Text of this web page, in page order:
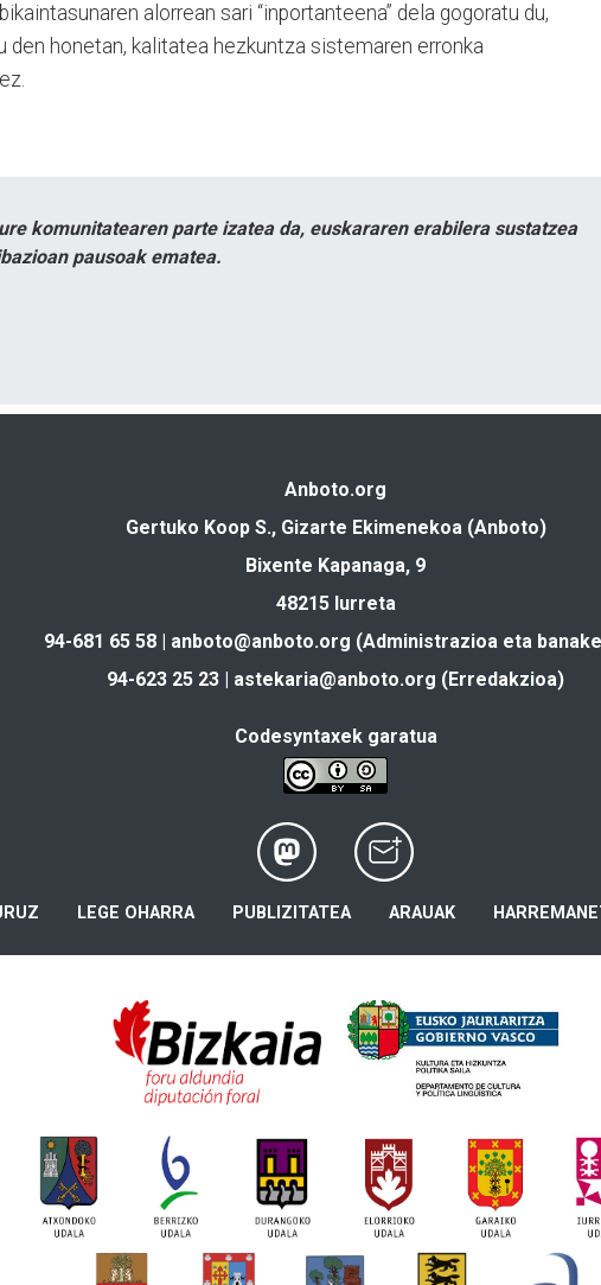
alorrean sari “inportanteena” dela gogoratu du,
den honetan, kalitatea hezkuntza sistemaren erronka
komunitatearen parte izatea da, euskararen erabilera sustatzea
pausoak ematea.
Anboto.org
Gertuko Koop S., Gizarte Ekimenekoa (Anboto)
Bixente Kapanaga, 9
48215 Iurreta
94-681 65 58 | anboto@anboto.org (Administrazioa eta
94-623 25 23 | astekaria@anboto.org (Erredakzioa)
Codesyntaxek garatua
LEGE OHARRA PUBLIZITATEA ARAUAK